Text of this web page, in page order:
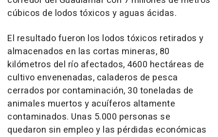
cúbicos de lodos tóxicos y aguas ácidas.
El resultado fueron los lodos tóxicos retirados y
almacenados en las cortas mineras, 80
kilómetros del río afectados, 4600 hectáreas de
cultivo envenenadas, caladeros de pesca
cerrados por contaminación, 30 toneladas de
animales muertos y acuíferos altamente
contaminados. Unas 5.000 personas se
quedaron sin empleo y las pérdidas económicas